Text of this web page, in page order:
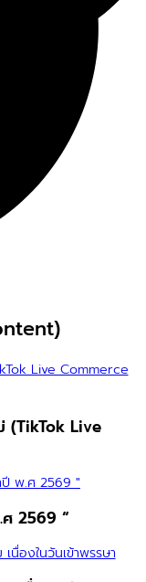
(TikTok Live
ศ 2569 “